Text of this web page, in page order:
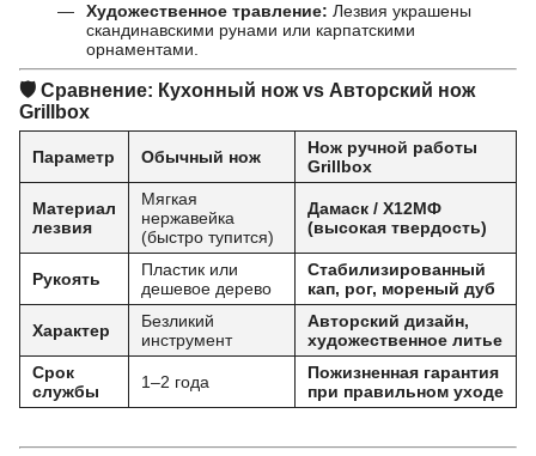
Художественное травление: Лезвия украшены
скандинавскими рунами или карпатскими
орнаментами.
🛡️ Сравнение: Кухонный нож vs Авторский нож
Grillbox
Параметр Обычный нож
Нож ручной работы
Grillbox
Материал
лезвия
Мягкая
нержавейка
(быстро тупится)
Дамаск / Х12МФ
(высокая твердость)
Рукоять
Пластик или
дешевое дерево
Стабилизированный
кап, рог, мореный дуб
Характер
Безликий
инструмент
Авторский дизайн,
художественное литье
Срок
службы
1–2 года
Пожизненная гарантия
при правильном уходе